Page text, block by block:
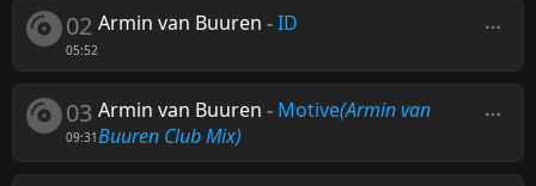
02
05:52
Armin van Buuren -ID
03
09:31
Armin van Buuren - Motive(Armin van
Buuren Club Mix)